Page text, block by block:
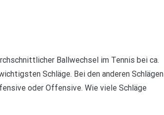
Ballwechsel im Tennis bei ca.
Schläge. Bei den anderen Schlägen
oder Offensive. Wie viele Schläge